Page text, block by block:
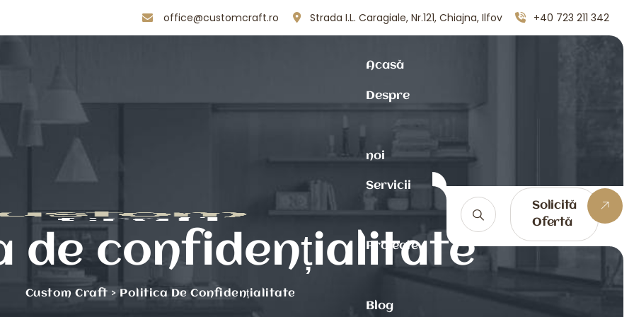
office@customcraft.ro Strada I.L. Caragiale, Nr.121, Chiajna, Ilfov +40 723 211 342
Acasă
Despre
noi
Servicii
Proiecte
Blog
Solicită
Ofertă
de confidențialitate
Custom Craft >Politica De Confidențialitate